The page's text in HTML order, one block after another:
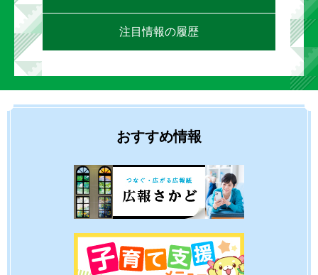
注目情報の履歴
おすすめ情報